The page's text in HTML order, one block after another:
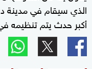
الذي سيقام في مدينة دبي
أكبر حدث يتم تنظيمه